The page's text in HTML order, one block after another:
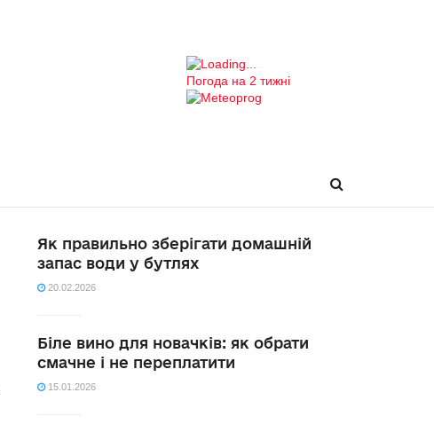
Погода на 2 тижні
Як правильно зберігати домашній
запас води у бутлях
20.02.2026
Біле вино для новачків: як обрати
смачне і не переплатити
15.01.2026